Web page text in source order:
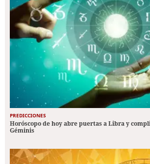
PREDICCIONES
Horóscopo de hoy abre puertas a Libra y
Géminis